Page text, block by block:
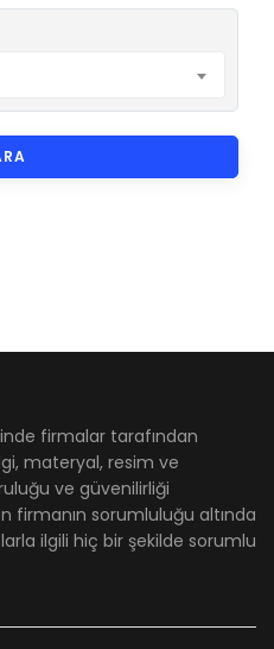
firmalar tarafından
materyal, resim ve
ve güvenilirliği
firmanın sorumluluğu altında
ilgili hiç bir şekilde sorumlu